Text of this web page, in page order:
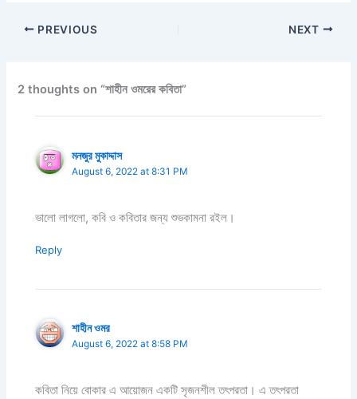
PREVIOUS NEXT
2 thoughts on “শাহীন ওমরের কবিতা”
মনজুর মুকাদ্দাস
August 6, 2022 at 8:31 PM
ভালো লাগলো, কবি ও কবিতার জন্য শুভকামনা রইল।
Reply
শাহীন ওমর
August 6, 2022 at 8:58 PM
কবিতা নিয়ে বোকার এ আয়োজন একটি সৃজনশীল তৎপরতা। এ তৎপরতা